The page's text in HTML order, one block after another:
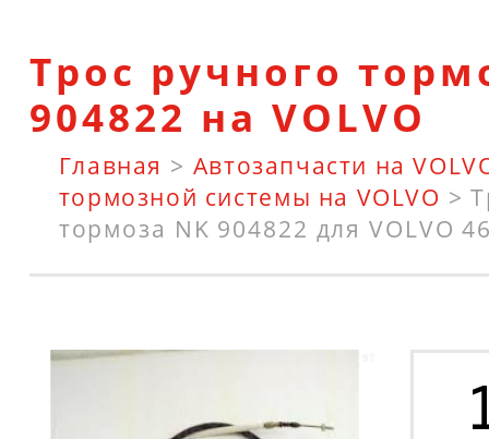
Трос ручного
904822 на VOLVO
Главная > Автозапчасти на
тормозной системы на VOLVO >
тормоза NK 904822 для VOLVO